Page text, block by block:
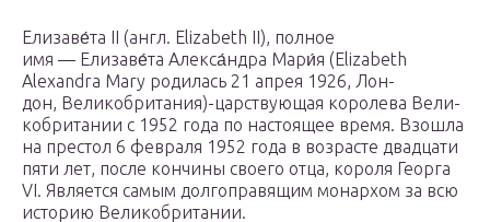
Елизаве́та II (англ. Elizabeth II), пол­ное
имя — Елизаве́та Алекса́ндра Мари́я (Elizabeth
Alexandra Mary роди­лась 21 апрея 1926, Лон­
дон, Великобритания)-царствующая коро­ле­ва Вели­
ко­бри­та­нии с 1952 года по насто­я­щее вре­мя. Взо­шла
на пре­стол 6 фев­ра­ля 1952 года в воз­расте два­дца­ти
пяти лет, после кон­чи­ны сво­е­го отца, коро­ля Геор­га
VI. Явля­ет­ся самым дол­го­пра­вя­щим монар­хом за всю
исто­рию Великобритании.